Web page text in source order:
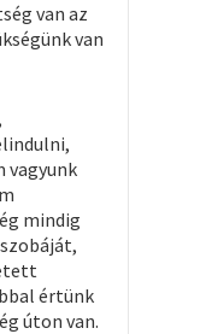
van az
van
vagyunk
mindig
értünk
úton van.